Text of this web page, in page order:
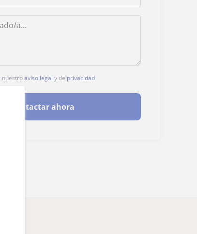
nuestroaviso legal y de privacidad
Contactar ahora